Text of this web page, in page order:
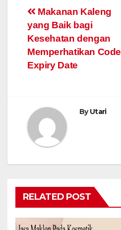
Navigasi
pos
Makanan Kaleng
yang Baik bagi
Kesehatan dengan
Memperhatikan Code
Expiry Date
ByUtari
RELATED POST